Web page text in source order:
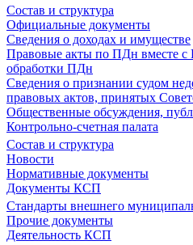
Состав и структура
Официальные документы
Сведения о доходах и имуществе
Правовые акты по ПДн вместе
обработки ПДн
Сведения о признании судом
правовых актов, принятых
Общественные обсуждения,
Контрольно-счетная палата
Состав и структура
Новости
Нормативные документы
Документы КСП
Стандарты внешнего
Прочие документы
Деятельность КСП